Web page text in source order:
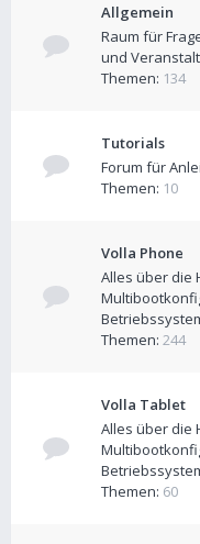
Allgemein
Raum für
und
Themen: 134
Tutorials
Forum für
Themen: 10
Volla Phone
Alles über die
Themen: 244
Volla Tablet
Alles über die
Themen: 60